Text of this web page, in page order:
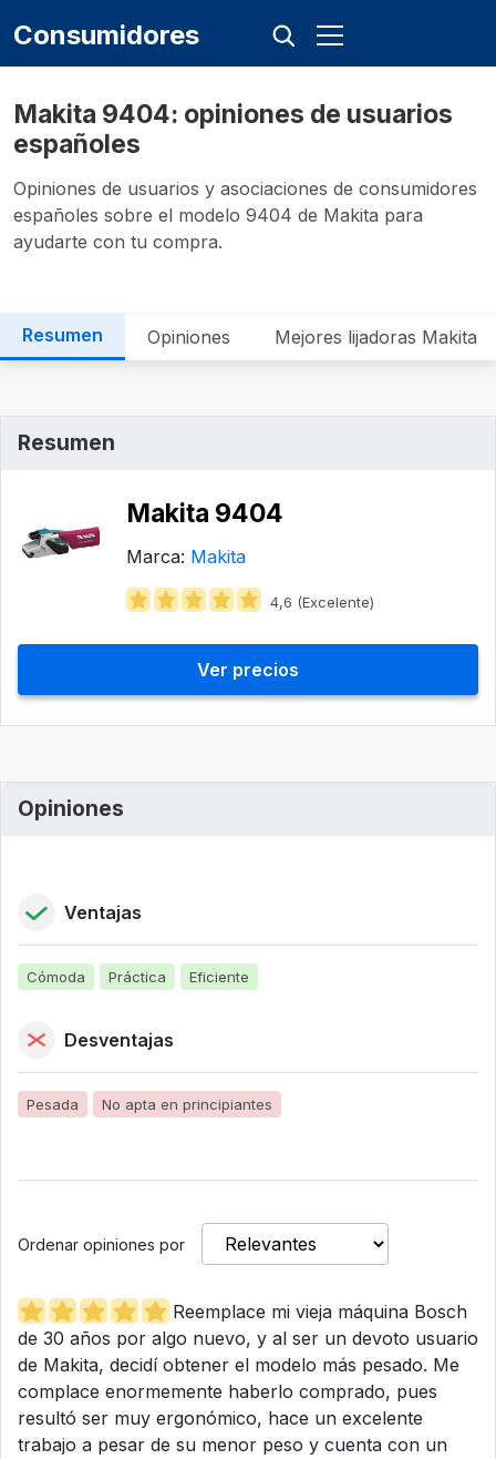
Consumidores
Makita 9404: opiniones de usuarios
españoles
Opiniones de usuarios y asociaciones de consumidores
españoles sobre el modelo 9404 de Makita para
ayudarte con tu compra.
Resumen Opiniones Mejores lijadoras Makita
Resumen
Makita 9404
Marca: Makita
4,6 (Excelente)
Ver precios
Opiniones
Ventajas
Cómoda Práctica Eficiente
Desventajas
Pesada No apta en principiantes
Ordenar opiniones por
Reemplace mi vieja máquina Bosch
de 30 años por algo nuevo, y al ser un devoto usuario
de Makita, decidí obtener el modelo más pesado. Me
complace enormemente haberlo comprado, pues
resultó ser muy ergonómico, hace un excelente
trabajo a pesar de su menor peso y cuenta con un